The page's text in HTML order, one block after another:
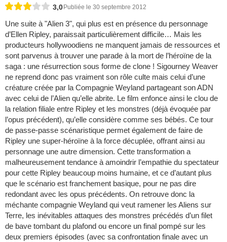
3,0 Publiée le 30 septembre 2012
Une suite à "Alien 3", qui plus est en présence du personnage
d’Ellen Ripley, paraissait particulièrement difficile… Mais les
producteurs hollywoodiens ne manquent jamais de ressources et
sont parvenus à trouver une parade à la mort de l’héroïne de la
saga : une résurrection sous forme de clone ! Sigourney Weaver
ne reprend donc pas vraiment son rôle culte mais celui d’une
créature créée par la Compagnie Weyland partageant son ADN
avec celui de l’Alien qu’elle abrite. Le film enfonce ainsi le clou de
la relation filiale entre Ripley et les monstres (déjà évoquée par
l’opus précédent), qu’elle considère comme ses bébés. Ce tour
de passe-passe scénaristique permet également de faire de
Ripley une super-héroïne à la force décuplée, offrant ainsi au
personnage une autre dimension. Cette transformation a
malheureusement tendance à amoindrir l’empathie du spectateur
pour cette Ripley beaucoup moins humaine, et ce d’autant plus
que le scénario est franchement basique, pour ne pas dire
redondant avec les opus précédents. On retrouve donc la
méchante compagnie Weyland qui veut ramener les Aliens sur
Terre, les inévitables attaques des monstres précédés d’un filet
de bave tombant du plafond ou encore un final pompé sur les
deux premiers épisodes (avec sa confrontation finale avec un